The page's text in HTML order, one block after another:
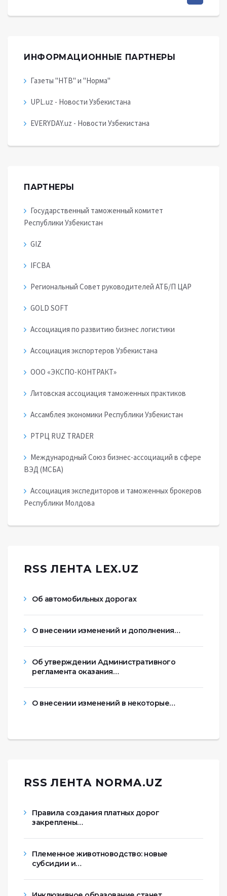
ИНФОРМАЦИОННЫЕ ПАРТНЕРЫ
Газеты "НТВ" и "Норма"
UPL.uz - Новости Узбекистана
EVERYDAY.uz - Новости Узбекистана
ПАРТНЕРЫ
Государственный таможенный комитет
Республики Узбекистан
GIZ
IFCBA
Региональный Совет руководителей АТБ/П ЦАР
GOLD SOFT
Ассоциация по развитию бизнес логистики
Ассоциация экспортеров Узбекистана
ООО «ЭКСПО-КОНТРАКТ»
Литовская ассоциация таможенных практиков
Ассамблея экономики Республики Узбекистан
РТРЦ RUZ TRADER
Международный Союз бизнес-ассоциаций в сфере
ВЭД (МСБА)
Ассоциация экспедиторов и таможенных брокеров
Республики Молдова
RSS ЛЕНТА LEX.UZ
Об автомобильных дорогах
О внесении изменений и дополнения…
Об утверждении Административного
регламента оказания…
О внесении изменений в некоторые…
RSS ЛЕНТА NORMA.UZ
Правила создания платных дорог
закреплены…
Племенное животноводство: новые
субсидии и…